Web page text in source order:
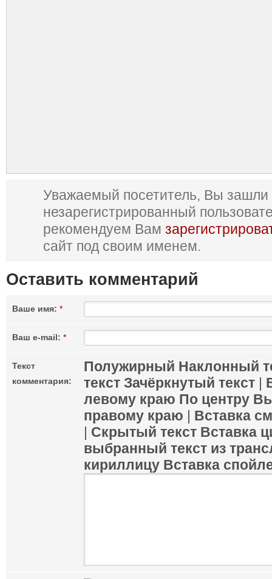
Уважаемый посетитель, Вы зашли
незарегистрированный
рекомендуем Вам
сайт под своим именем.
Оставить комментарий
Ваше имя: *
Ваш e-mail: *
Текст
комментария:
Полужирный Наклонный
текст Зачёркнутый текст |
левому краю По центру
правому краю | Вставка
| Скрытый текст Вставка
выбранный текст из
кириллицу Вставка